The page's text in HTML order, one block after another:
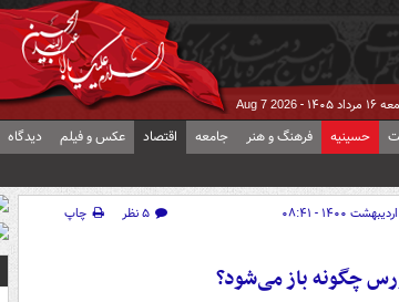
۱۴۰۵ - Aug 7 2026
حسینیه فرهنگ و هنر جامعه اقتصاد عکس و فیلم دیدگاه
۵ نظر
چاپ
چگونه باز می‌شود؟